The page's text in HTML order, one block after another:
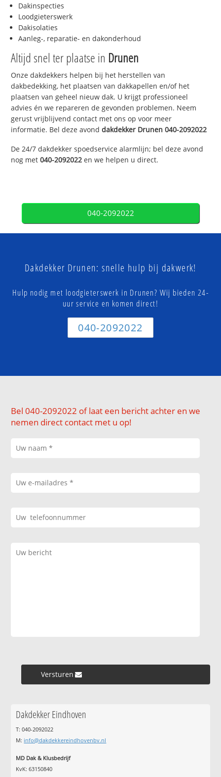
Dakinspecties
Loodgieterswerk
Dakisolaties
Aanleg-, reparatie- en dakonderhoud
Altijd snel ter plaatse in Drunen
Onze dakdekkers helpen bij het herstellen van
dakbedekking, het plaatsen van dakkapellen en/of het
plaatsen van geheel nieuw dak. U krijgt professioneel
advies én we repareren de gevonden problemen. Neem
gerust vrijblijvend contact met ons op voor meer
informatie. Bel deze avonddakdekker Drunen 040-2092022
De 24/7 dakdekker spoedservice alarmlijn; bel deze avond
nog met040-2092022 en we helpen u direct.
040-2092022
Dakdekker Drunen: snelle hulp bij dakwerk!
Hulp nodig met loodgieterswerk in Drunen? Wij bieden 24-
uur service en komen direct!
040-2092022
Bel 040-2092022 of laat een bericht achter en we
nemen direct contact met u op!
Versturen »
Dakdekker Eindhoven
T: 040-2092022
M: info@dakdekkereindhovenbv.nl
MD Dak & Klusbedrijf
KvK: 63150840